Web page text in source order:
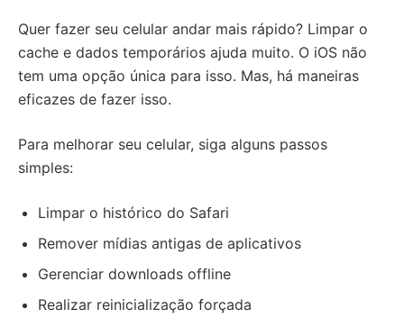
Quer fazer seu celular andar mais rápido? Limpar o
cache e dados temporários ajuda muito. O iOS não
tem uma opção única para isso. Mas, há maneiras
eficazes de fazer isso.
Para melhorar seu celular, siga alguns passos
simples:
Limpar o histórico do Safari
Remover mídias antigas de aplicativos
Gerenciar downloads offline
Realizar reinicialização forçada